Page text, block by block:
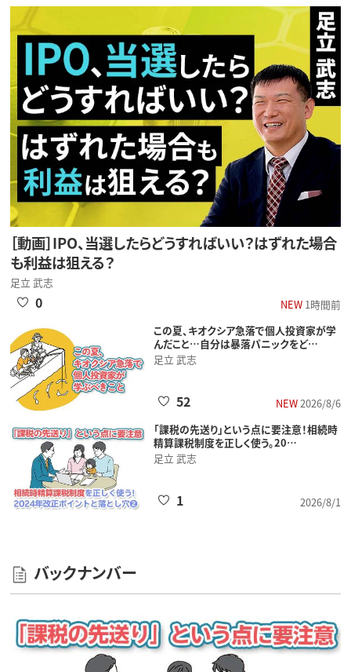
［動画］IPO、当選したらどうすればいい？はずれた場合
も利益は狙える？
足立 武志
NEW1時間前
0
この夏、キオクシア急落で個人投資家が学
んだこと…自分は暴落パニックをど…
足立 武志
NEW2026/8/6
52
「課税の先送り」という点に要注意！相続時
精算課税制度を正しく使う。20…
足立 武志
2026/8/1
1
バックナンバー